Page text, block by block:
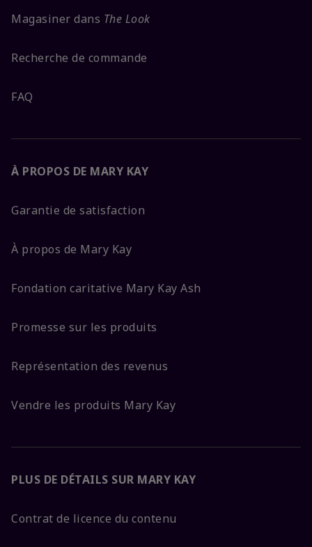
Magasiner dans The Look
Recherche de commande
FAQ
À PROPOS DE MARY KAY
Garantie de satisfaction
À propos de Mary Kay
Fondation caritative Mary Kay Ash
Promesse sur les produits
Représentation des revenus
Vendre les produits Mary Kay
PLUS DE DÉTAILS SUR MARY KAY
Contrat de licence du contenu